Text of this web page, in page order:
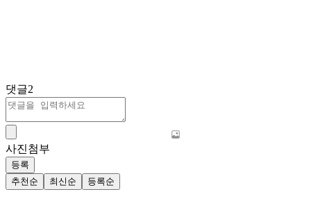
댓글2
사진첨부
등록
추천순
최신순 등록순